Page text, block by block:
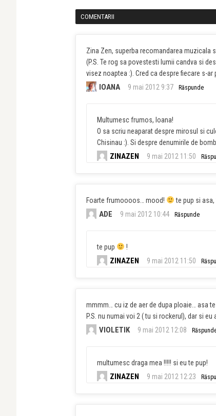
COMENTARII
Zina Zen, superba recomandarea muzicala
(P.S. Te rog sa povestesti lumii candva si
visez noaptea :). Cred ca despre fiecare s-
IOANA 9 mai 2012 9:37 Răspunde
Multumesc frumos, Ioana!
O sa scriu neaparat despre mirosul si
Chisinau :). Si despre denumirile de
ZINAZEN 9 mai 2012 11:50
Foarte frumoooos… mood! te pup si asa,
ADE 9 mai 2012 10:44 Răspunde
te pup !
ZINAZEN 9 mai 2012 11:50
mmmm… cu iz de aer de dupa ploaie… asa
P.S. nu numai voi 2 ( tu si rockerul), dar si
VIOLETIK 9 mai 2012 12:08
multumesc draga mea !!!!! si eu te pup!
ZINAZEN 9 mai 2012 12:23